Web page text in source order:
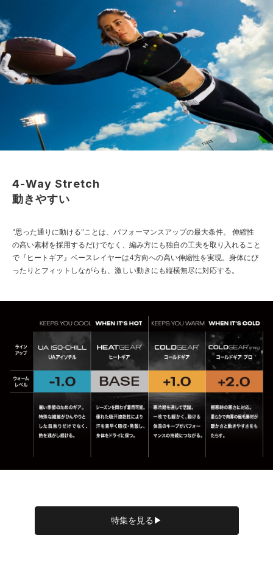
4-Way Stretch
動きやすい
"思った通りに動ける"ことは、パフォーマンスアップの最大条件。
伸縮性
の高い素材を採用するだけでなく、編み方にも独自の工夫を取り入れること
で『ヒートギア』ベースレイヤーは4方向への高い伸縮性を実現。身体にぴ
ったりとフィットしながらも、激しい動きにも縦横無尽に対応する。
特集を見る▶